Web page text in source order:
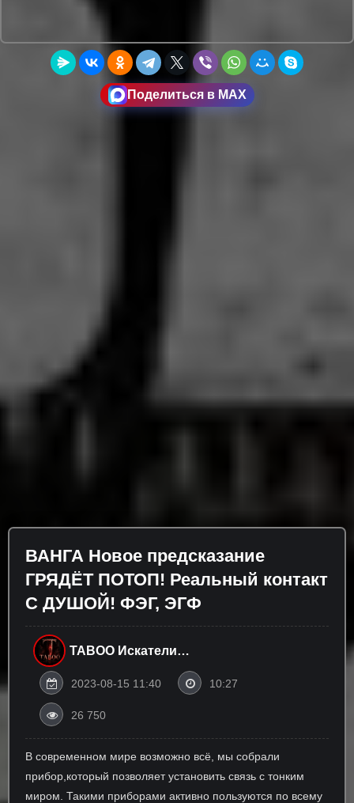
Поделиться в MAX
ВАНГА Новое предсказание
ГРЯДЁТ ПОТОП! Реальный контакт
С ДУШОЙ! ФЭГ, ЭГФ
TABOO Искатели
2023-08-15 11:40 10:27
26 750
В современном мире возможно всё, мы собрали
прибор,который позволяет установить связь с тонким
миром. Такими приборами активно пользуются по всему